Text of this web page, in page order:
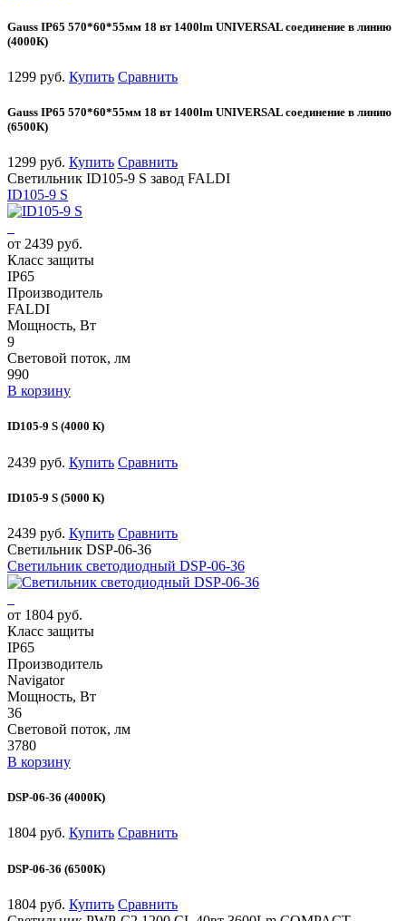
Gauss IP65 570*60*55мм 18 вт 1400lm UNIVERSAL соединение в линию
(4000К)
1299 руб. Купить Сравнить
Gauss IP65 570*60*55мм 18 вт 1400lm UNIVERSAL соединение в линию
(6500К)
1299 руб. Купить Сравнить
Светильник ID105-9 S завод FALDI
ID105-9 S
от 2439 руб.
Класс защиты
IP65
Производитель
FALDI
Мощность, Вт
9
Световой поток, лм
990
В корзину
ID105-9 S (4000 К)
2439 руб. Купить Сравнить
ID105-9 S (5000 К)
2439 руб. Купить Сравнить
Светильник DSP-06-36
Светильник светодиодный DSP-06-36
от 1804 руб.
Класс защиты
IP65
Производитель
Navigator
Мощность, Вт
36
Световой поток, лм
3780
В корзину
DSP-06-36 (4000К)
1804 руб. Купить Сравнить
DSP-06-36 (6500К)
1804 руб. Купить Сравнить